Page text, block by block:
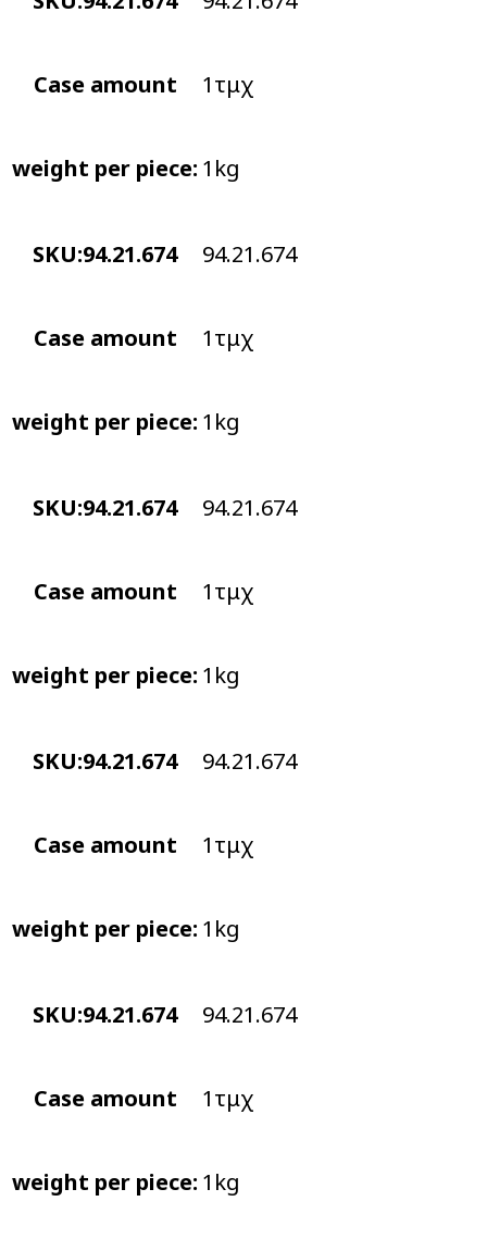
Case amount 1τμχ
weight per piece: 1kg
SKU:94.21.674 94.21.674
Case amount 1τμχ
weight per piece: 1kg
SKU:94.21.674 94.21.674
Case amount 1τμχ
weight per piece: 1kg
SKU:94.21.674 94.21.674
Case amount 1τμχ
weight per piece: 1kg
SKU:94.21.674 94.21.674
Case amount 1τμχ
weight per piece: 1kg